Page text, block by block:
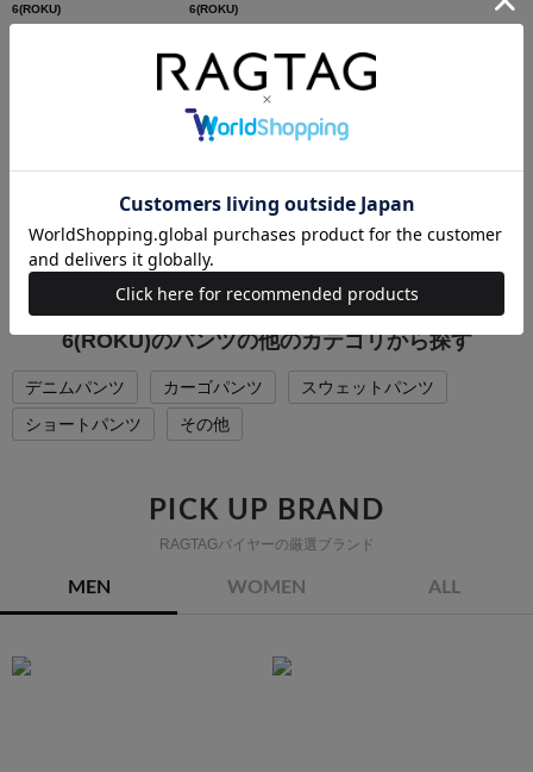
6(ROKU)
6(ROKU)
サイズ：34(XS位)
コンディション: B
5,800円（税込）
1,160
6(ROKU)の他のカテゴリから探す
Tシャツ・カットソー
6(ROKU)のパンツの他のカテゴリから探す
デニムパンツ カーゴパンツ
スウェットパンツ
ショートパンツ
その他
PICK UP BRAND
RAGTAGバイヤーの厳選ブランド
MEN WOMEN ALL